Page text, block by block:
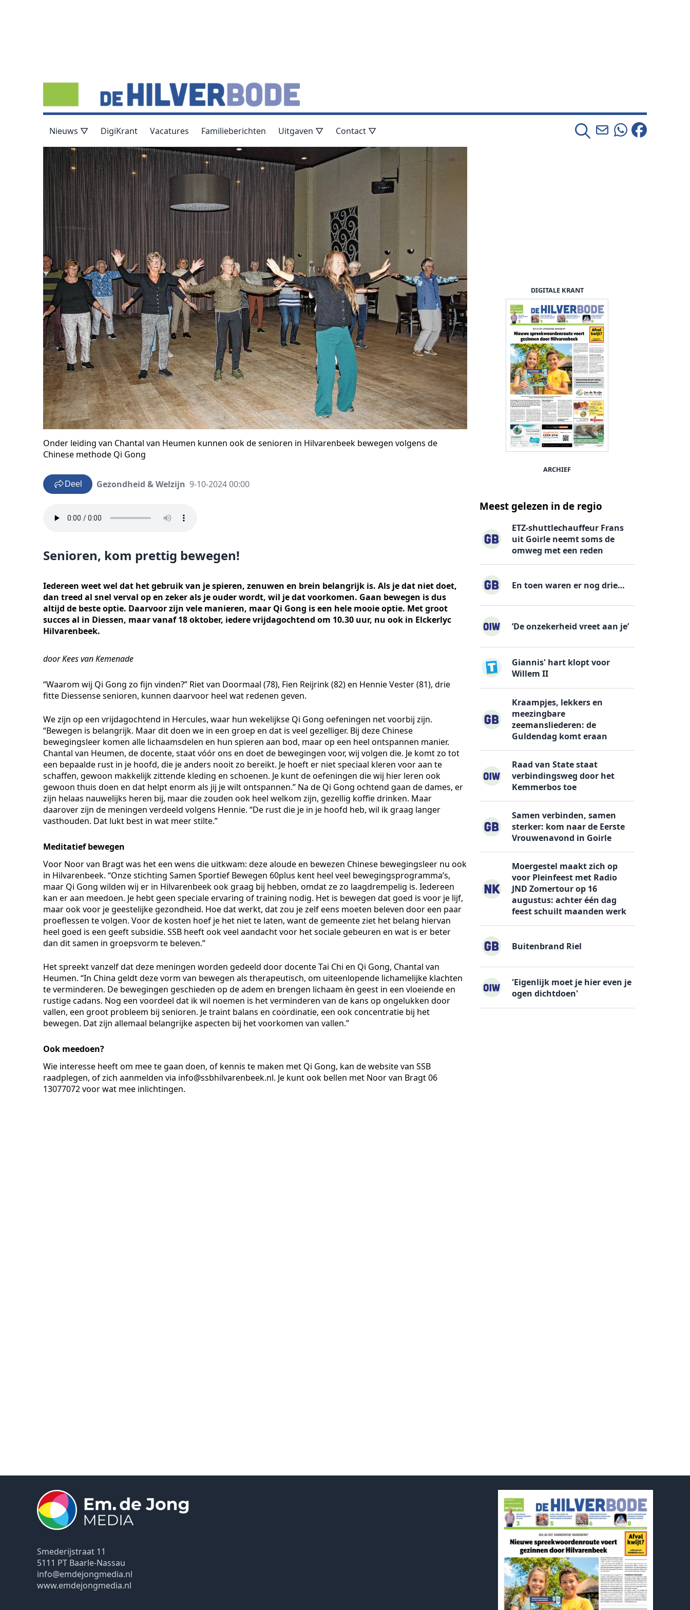
Nieuws ▽ DigiKrant Vacatures Familieberichten Uitgaven ▽ Contact ▽
Onder leiding van Chantal van Heumen kunnen ook de senioren in Hilvarenbeek bewegen volgens de
Chinese methode Qi Gong
Deel Gezondheid & Welzijn 9-10-2024 00:00
Senioren, kom prettig bewegen!
Iedereen weet wel dat het gebruik van je spieren, zenuwen en brein belangrijk is. Als je dat niet doet,
dan treed al snel verval op en zeker als je ouder wordt, wil je dat voorkomen. Gaan bewegen is dus
altijd de beste optie. Daarvoor zijn vele manieren, maar Qi Gong is een hele mooie optie. Met groot
succes al in Diessen, maar vanaf 18 oktober, iedere vrijdagochtend om 10.30 uur, nu ook in Elckerlyc
Hilvarenbeek.
door Kees van Kemenade
“Waarom wij Qi Gong zo fijn vinden?” Riet van Doormaal (78), Fien Reijrink (82) en Hennie Vester (81), drie
fitte Diessense senioren, kunnen daarvoor heel wat redenen geven.
We zijn op een vrijdagochtend in Hercules, waar hun wekelijkse Qi Gong oefeningen net voorbij zijn.
“Bewegen is belangrijk. Maar dit doen we in een groep en dat is veel gezelliger. Bij deze Chinese
bewegingsleer komen alle lichaamsdelen en hun spieren aan bod, maar op een heel ontspannen manier.
Chantal van Heumen, de docente, staat vóór ons en doet de bewegingen voor, wij volgen die. Je komt zo tot
een bepaalde rust in je hoofd, die je anders nooit zo bereikt. Je hoeft er niet speciaal kleren voor aan te
schaffen, gewoon makkelijk zittende kleding en schoenen. Je kunt de oefeningen die wij hier leren ook
gewoon thuis doen en dat helpt enorm als jij je wilt ontspannen.” Na de Qi Gong ochtend gaan de dames, er
zijn helaas nauwelijks heren bij, maar die zouden ook heel welkom zijn, gezellig koffie drinken. Maar
daarover zijn de meningen verdeeld volgens Hennie. “De rust die je in je hoofd heb, wil ik graag langer
vasthouden. Dat lukt best in wat meer stilte.”
Meditatief bewegen
Voor Noor van Bragt was het een wens die uitkwam: deze aloude en bewezen Chinese bewegingsleer nu ook
in Hilvarenbeek. “Onze stichting Samen Sportief Bewegen 60plus kent heel veel bewegingsprogramma’s,
maar Qi Gong wilden wij er in Hilvarenbeek ook graag bij hebben, omdat ze zo laagdrempelig is. Iedereen
kan er aan meedoen. Je hebt geen speciale ervaring of training nodig. Het is bewegen dat goed is voor je lijf,
maar ook voor je geestelijke gezondheid. Hoe dat werkt, dat zou je zelf eens moeten beleven door een paar
proeflessen te volgen. Voor de kosten hoef je het niet te laten, want de gemeente ziet het belang hiervan
heel goed is een geeft subsidie. SSB heeft ook veel aandacht voor het sociale gebeuren en wat is er beter
dan dit samen in groepsvorm te beleven.”
Het spreekt vanzelf dat deze meningen worden gedeeld door docente Tai Chi en Qi Gong, Chantal van
Heumen. “In China geldt deze vorm van bewegen als therapeutisch, om uiteenlopende lichamelijke klachten
te verminderen. De bewegingen geschieden op de adem en brengen lichaam èn geest in een vloeiende en
rustige cadans. Nog een voordeel dat ik wil noemen is het verminderen van de kans op ongelukken door
vallen, een groot probleem bij senioren. Je traint balans en coördinatie, een ook concentratie bij het
bewegen. Dat zijn allemaal belangrijke aspecten bij het voorkomen van vallen.”
Ook meedoen?
Wie interesse heeft om mee te gaan doen, of kennis te maken met Qi Gong, kan de website van SSB
raadplegen, of zich aanmelden via info@ssbhilvarenbeek.nl. Je kunt ook bellen met Noor van Bragt 06
13077072 voor wat mee inlichtingen.
DIGITALE KRANT
ARCHIEF
Meest gelezen in de regio
ETZ-shuttlechauffeur Frans
uit Goirle neemt soms de
omweg met een reden
En toen waren er nog drie…
’De onzekerheid vreet aan je’
Giannis' hart klopt voor
Willem II
Kraampjes, lekkers en
meezingbare
zeemansliederen: de
Guldendag komt eraan
Raad van State staat
verbindingsweg door het
Kemmerbos toe
Samen verbinden, samen
sterker: kom naar de Eerste
Vrouwenavond in Goirle
Moergestel maakt zich op
voor Pleinfeest met Radio
JND Zomertour op 16
augustus: achter één dag
feest schuilt maanden werk
Buitenbrand Riel
'Eigenlijk moet je hier even je
ogen dichtdoen'
Smederijstraat 11
5111 PT Baarle-Nassau
info@emdejongmedia.nl
www.emdejongmedia.nl